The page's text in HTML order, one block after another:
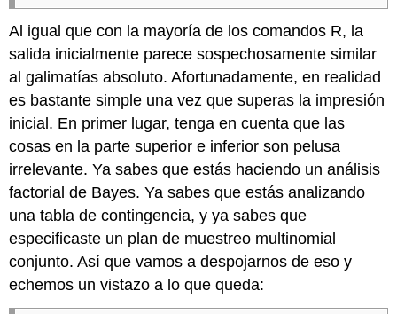
Al igual que con la mayoría de los comandos R, la
salida inicialmente parece sospechosamente similar
al galimatías absoluto. Afortunadamente, en realidad
es bastante simple una vez que superas la impresión
inicial. En primer lugar, tenga en cuenta que las
cosas en la parte superior e inferior son pelusa
irrelevante. Ya sabes que estás haciendo un análisis
factorial de Bayes. Ya sabes que estás analizando
una tabla de contingencia, y ya sabes que
especificaste un plan de muestreo multinomial
conjunto. Así que vamos a despojarnos de eso y
echemos un vistazo a lo que queda: